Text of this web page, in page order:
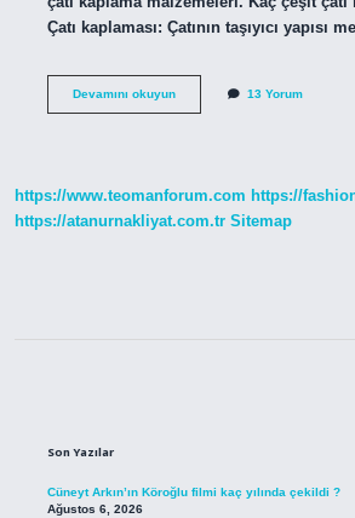
Çatı kaplaması: Çatının taşıyıcı yapısı
Devamını okuyunÇatı
13 Yorum
https://www.teomanforum.com https://
https://atanurnakliyat.com.tr Sitemap
Son Yazılar
Cüneyt Arkın’ın Köroğlu filmi kaç yılında çekildi ?
Ağustos 6, 2026